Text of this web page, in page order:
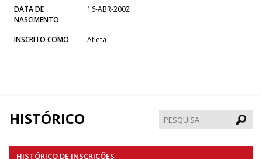
DATA DE
NASCIMENTO
16-ABR-2002
INSCRITO COMO Atleta
HISTÓRICO
HISTÓRICO DE INSCRIÇÕES